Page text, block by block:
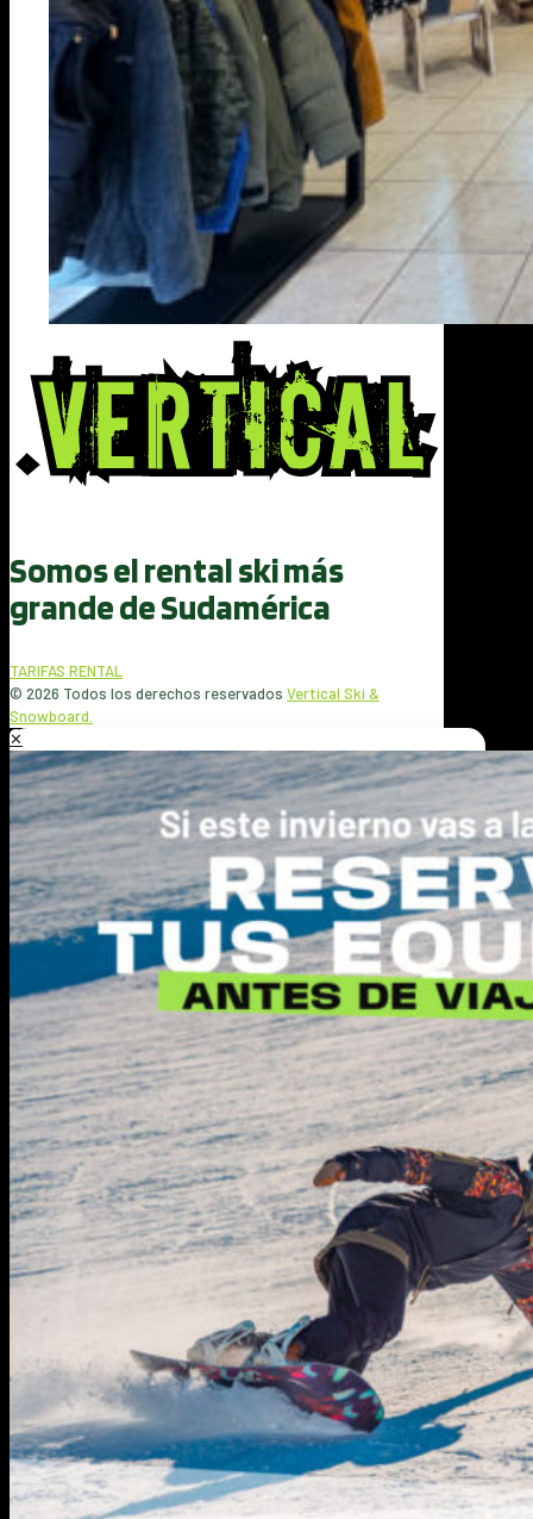
Somos el rental ski más
grande de Sudamérica
TARIFAS RENTAL
© 2026 Todos los derechos reservados Vertical Ski &
Snowboard.
✕